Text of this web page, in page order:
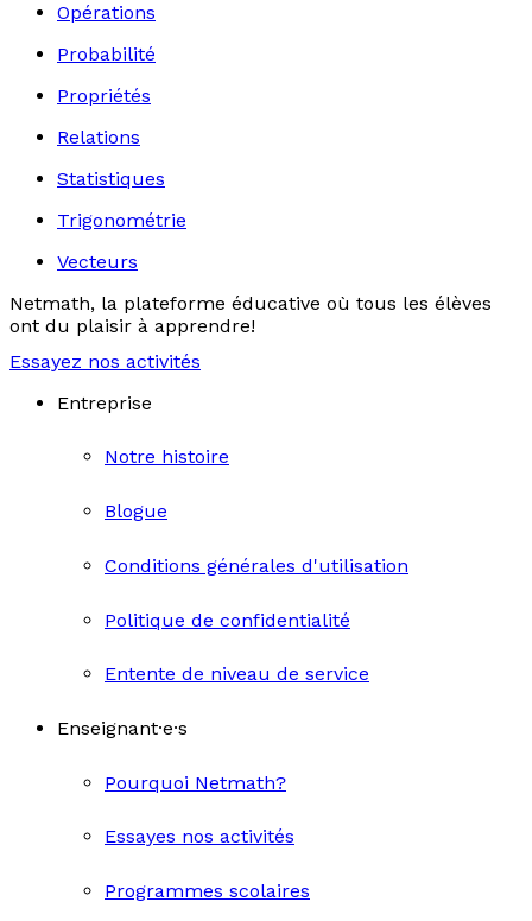
Opérations
Probabilité
Propriétés
Relations
Statistiques
Trigonométrie
Vecteurs
Netmath, la plateforme éducative où tous les élèves
ont du plaisir à apprendre!
Essayez nos activités
Entreprise
Notre histoire
Blogue
Conditions générales d'utilisation
Politique de confidentialité
Entente de niveau de service
Enseignant·e·s
Pourquoi Netmath?
Essayes nos activités
Programmes scolaires